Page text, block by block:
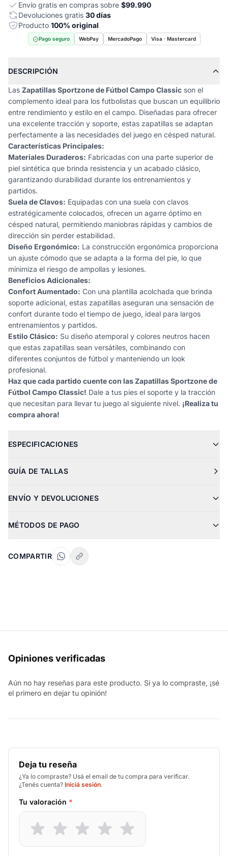
Envío gratis en compras sobre $99.990
Devoluciones gratis 30 días
Producto 100% original
Pago seguro WebPay MercadoPago Visa · Mastercard
DESCRIPCIÓN
Las Zapatillas Sportzone de Fútbol Campo Classic son el
complemento ideal para los futbolistas que buscan un equilibrio
entre rendimiento y estilo en el campo. Diseñadas para ofrecer
una excelente tracción y soporte, estas zapatillas se adaptan
perfectamente a las necesidades del juego en césped natural.
Características Principales:
Materiales Duraderos: Fabricadas con una parte superior de
piel sintética que brinda resistencia y un acabado clásico,
garantizando durabilidad durante los entrenamientos y
partidos.
Suela de Clavos: Equipadas con una suela con clavos
estratégicamente colocados, ofrecen un agarre óptimo en
césped natural, permitiendo maniobras rápidas y cambios de
dirección sin perder estabilidad.
Diseño Ergonómico: La construcción ergonómica proporciona
un ajuste cómodo que se adapta a la forma del pie, lo que
minimiza el riesgo de ampollas y lesiones.
Beneficios Adicionales:
Confort Aumentado: Con una plantilla acolchada que brinda
soporte adicional, estas zapatillas aseguran una sensación de
confort durante todo el tiempo de juego, ideal para largos
entrenamientos y partidos.
Estilo Clásico: Su diseño atemporal y colores neutros hacen
que estas zapatillas sean versátiles, combinando con
diferentes conjuntos de fútbol y manteniendo un look
profesional.
Haz que cada partido cuente con las Zapatillas Sportzone de
Fútbol Campo Classic! Dale a tus pies el soporte y la tracción
que necesitan para llevar tu juego al siguiente nivel. ¡Realiza tu
compra ahora!
ESPECIFICACIONES
GUÍA DE TALLAS
ENVÍO Y DEVOLUCIONES
MÉTODOS DE PAGO
COMPARTIR
Opiniones verificadas
Aún no hay reseñas para este producto. Si ya lo compraste, ¡sé
el primero en dejar tu opinión!
Deja tu reseña
¿Ya lo compraste? Usá el email de tu compra para verificar.
¿Tenés cuenta? Iniciá sesión.
Tu valoración *